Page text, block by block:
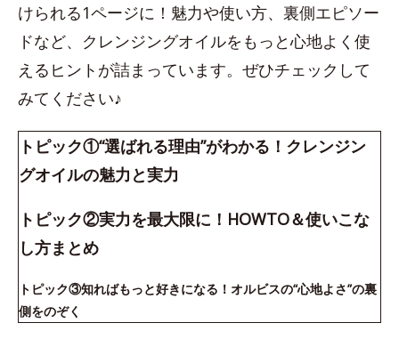
けられる1ページに！魅力や使い方、裏側エピソー
ドなど、クレンジングオイルをもっと心地よく使
えるヒントが詰まっています。ぜひチェックして
みてください♪
トピック①“選ばれる理由”がわかる！クレンジン
グオイルの魅力と実力
トピック②実力を最大限に！HOWTO＆使いこな
し方まとめ
トピック③知ればもっと好きになる！オルビスの“心地よさ”の裏
側をのぞく